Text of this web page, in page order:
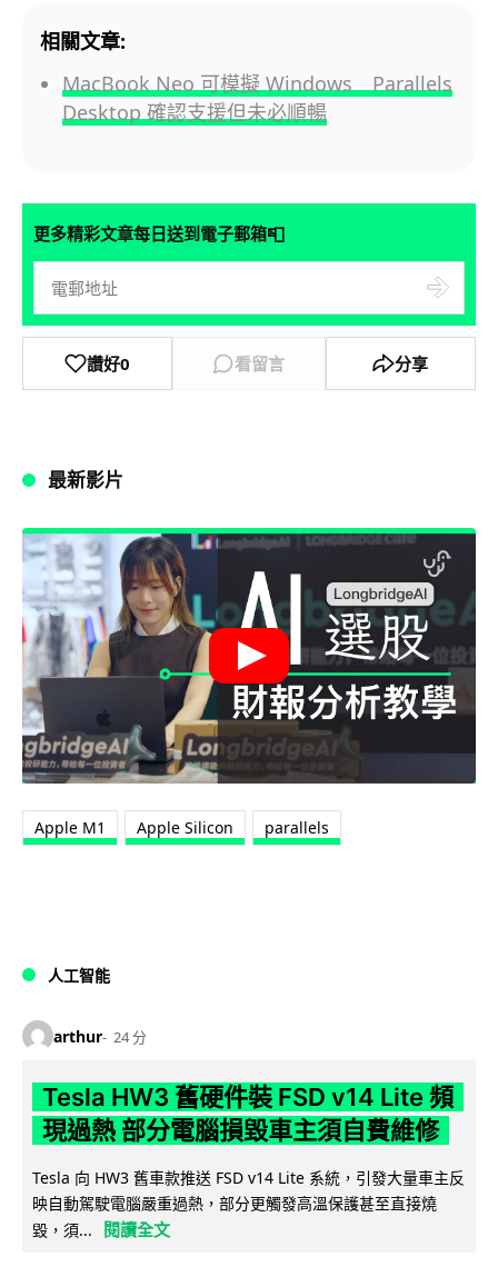
相關文章:
MacBook Neo 可模擬 Windows Parallels
Desktop 確認支援但未必順暢
更多精彩文章每日送到電子郵箱📮
讚好0 看留言 分享
最新影片
Apple M1 Apple Silicon parallels
人工智能
arthur 24 分
Tesla HW3 舊硬件裝 FSD v14 Lite 頻
現過熱 部分電腦損毀車主須自費維修
Tesla 向 HW3 舊車款推送 FSD v14 Lite 系統，引發大量車主反
映自動駕駛電腦嚴重過熱，部分更觸發高溫保護甚至直接燒
毀，須...
閱讀全文